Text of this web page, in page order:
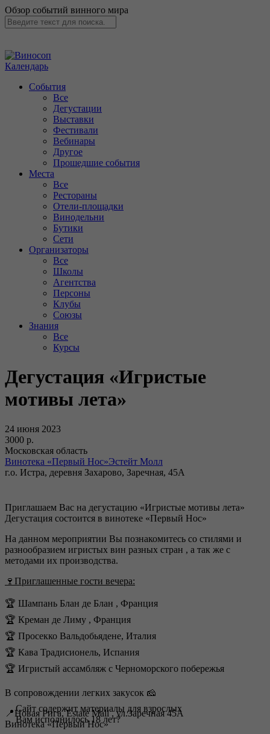
Обзор событий винного мира
Календарь
События
Все
Дегустации
Выставки
Фестивали
Вебинары
Другое
Прошедшие события
Места
Все
Рестораны
Отели-площадки
Винодельни
Бутики
Сети
Организаторы
Все
Школы
Агентства
Персоны
Клубы
Союзы
Знания
Все
Курсы
Дегустация «Игристые
мотивы лета»
24 июня 2023
3000 р.
Московская область
Винотека «Первый Нос»Эстейт Молл
г.о. Истра, деревня Захарово, Заречная, 45А
Приглашаем Вас на дегустацию «Игристые мотивы лета»
Дегустация состоится в винотеке «Первый Нос»
На данном мероприятии Вы познакомитесь со стилями и
разнообразием игристых вин разных стран , а так же с
методами их производства.
🍷Приглашенные гости вечера:
🏆 Шампань Блан де Блан , Франция
🏆 Креман де Лиму , Франция
🏆 Просекко Вальдобьядене, Италия
🏆 Кава Традисионель, Испания
🏆 Игристый ассамбляж с Черноморского побережья
В сопровождении легких закусок 🧀
📍Новая Рига, Estate Mall , ул.Заречная 45А
Винотека «Первый Нос»
Сайт содержит материалы для взрослых
Вам исполнилось 18 лет?